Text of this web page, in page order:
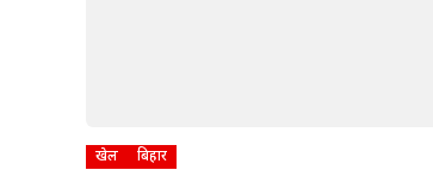
खेल बिहार